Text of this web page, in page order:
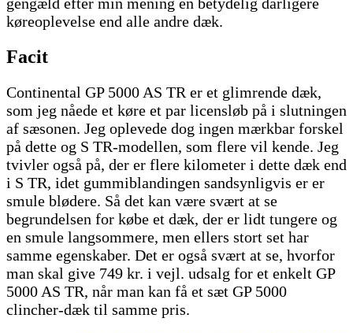
køreoplevelse end alle andre dæk.
Facit
Continental GP 5000 AS TR er et glimrende dæk,
som jeg nåede et køre et par licensløb på i slutningen
af sæsonen. Jeg oplevede dog ingen mærkbar forskel
på dette og S TR-modellen, som flere vil kende. Jeg
tvivler også på, der er flere kilometer i dette dæk end
i S TR, idet gummiblandingen sandsynligvis er er
smule blødere. Så det kan være svært at se
begrundelsen for købe et dæk, der er lidt tungere og
en smule langsommere, men ellers stort set har
samme egenskaber. Det er også svært at se, hvorfor
man skal give 749 kr. i vejl. udsalg for et enkelt GP
5000 AS TR, når man kan få et sæt GP 5000
clincher-dæk til samme pris.